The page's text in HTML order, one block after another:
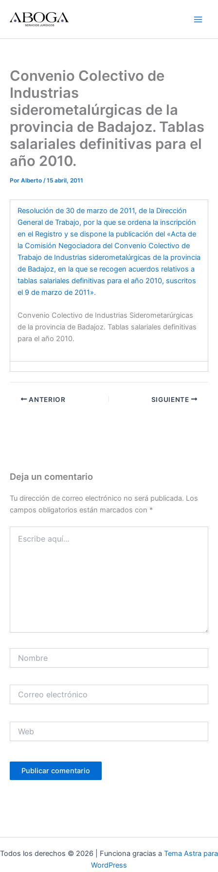
contenido
Convenio Colectivo de
Industrias
siderometalúrgicas de la
provincia de Badajoz. Tablas
salariales definitivas para el
año 2010.
Por Alberto /15 abril, 2011
Resolución de 30 de marzo de 2011, de la Dirección
General de Trabajo, por la que se ordena la inscripción
en el Registro y se dispone la publicación del «Acta de
la Comisión Negociadora del Convenio Colectivo de
Trabajo de Industrias siderometalúrgicas de la provincia
de Badajoz, en la que se recogen acuerdos relativos a
tablas salariales definitivas para el año 2010, suscritos
el 9 de marzo de 2011».
Convenio Colectivo de Industrias Siderometarúrgicas
de la provincia de Badajoz. Tablas salariales definitivas
para el año 2010.
ANTERIOR SIGUIENTE
Deja un comentario
Tu dirección de correo electrónico no será publicada. Los
campos obligatorios están marcados con *
aquí...
electrónico
Todos los derechos © 2026 | Funciona gracias a Tema Astra para
WordPress